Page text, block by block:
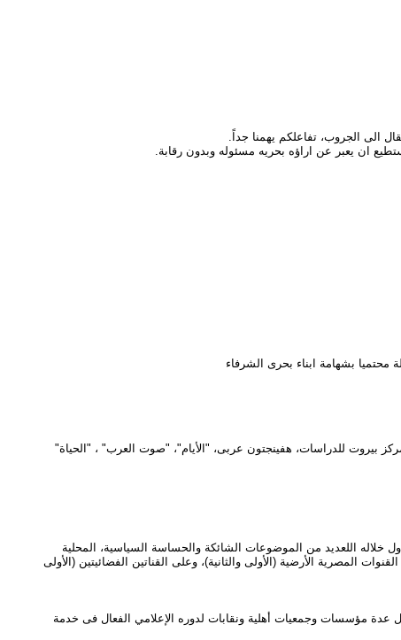
ان يعبر عن اراؤه بحريه مسئوله وبدون رقابة.
بيروت للدراسات، هفينجتون عربى، "الأيام"، "صوت العرب" ، "الحياة"
كأول برنامج سياسى مصرى يرفع سقف الرقابة .. تناول خلاله اللعديد من الموضوعات الشائكة والحساسة السياسية، المحلية
المصرية الأرضية (الأولى والثانية)، وعلى القناتين الفضائيتين (الأولى
عدة مؤسسات وجمعيات أهلية ونقابات لدوره الإعلامي الفعال فى خدمة